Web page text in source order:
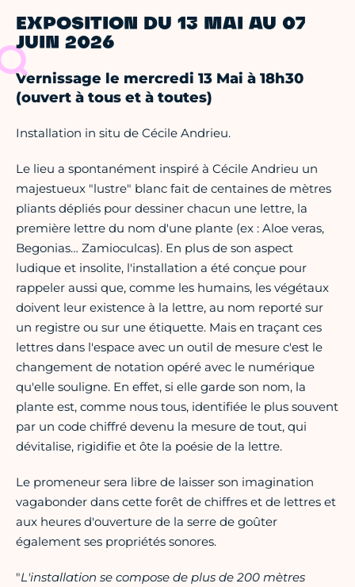
EXPOSITION DU 13 MAI AU 07
JUIN 2026
Vernissage le mercredi 13 Mai à 18h30
(ouvert à tous et à toutes)
Installation in situ de Cécile Andrieu.
Le lieu a spontanément inspiré à Cécile Andrieu un
majestueux "lustre" blanc fait de centaines de mètres
pliants dépliés pour dessiner chacun une lettre, la
première lettre du nom d'une plante (ex : Aloe veras,
Begonias… Zamioculcas). En plus de son aspect
ludique et insolite, l'installation a été conçue pour
rappeler aussi que, comme les humains, les végétaux
doivent leur existence à la lettre, au nom reporté sur
un registre ou sur une étiquette. Mais en traçant ces
lettres dans l'espace avec un outil de mesure c'est le
changement de notation opéré avec le numérique
qu'elle souligne. En effet, si elle garde son nom, la
plante est, comme nous tous, identifiée le plus souvent
par un code chiffré devenu la mesure de tout, qui
dévitalise, rigidifie et ôte la poésie de la lettre.
Le promeneur sera libre de laisser son imagination
vagabonder dans cette forêt de chiffres et de lettres et
aux heures d'ouverture de la serre de goûter
également ses propriétés sonores.
"L'installation se compose de plus de 200 mètres